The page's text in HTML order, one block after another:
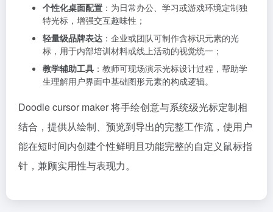
个性化桌面配置 ：为日常办公、学习或游戏环境定制独
特光标，增强交互趣味性；
轻量级品牌表达 ：企业或团队可制作含标识元素的光
标，用于内部培训材料或线上活动的视觉统一；
教学辅助工具 ：教师可现场演示光标设计过程，帮助学
生理解用户界面中基础图形元素的构成逻辑。
Doodle cursor maker 将手绘创意与系统级光标定制相
结合，提供从绘制、预览到导出的完整工作流，使用户
能在短时间内创建个性鲜明且功能完整的自定义鼠标指
针，兼顾实用性与表现力。